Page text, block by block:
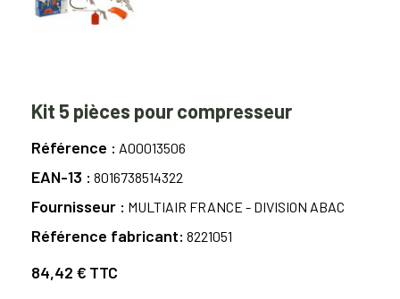
Kit 5 pièces pour compresseur
Référence A00013506
EAN-13 8016738514322
Fournisseur MULTIAIR FRANCE - DIVISION ABAC
Référence fabricant 8221051
84,42 € TTC